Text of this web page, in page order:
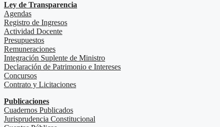
Ley de Transparencia
Agendas
Registro de Ingresos
Actividad Docente
Presupuestos
Remuneraciones
Integración Suplente de Ministro
Declaración de Patrimonio e Intereses
Concursos
Contrato y Licitaciones
Publicaciones
Cuadernos Publicados
Jurisprudencia Constitucional